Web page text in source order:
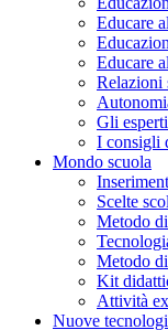
Educare
Educare
Relazioni
Gli
I consigli
Mondo scuola
Scelte
Metodo
Metodo
Kit
Attività
Nuove